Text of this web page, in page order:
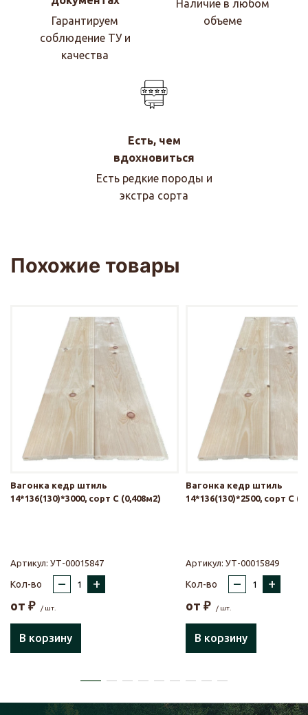
Гарантируем
соблюдение ТУ и
качества
Наличие в любом
объеме
Есть, чем
вдохновиться
Есть редкие породы и
экстра сорта
Похожие товары
Вагонка кедр штиль
14*136(130)*3000, сорт С (0,408м2)
Артикул: УТ-00015847
Кол-во – +
от ₽ / шт.
В корзину
Вагонка кедр штиль
14*136(130)*2500, сорт С
Артикул: УТ-00015849
Кол-во – +
от ₽ / шт.
В корзину